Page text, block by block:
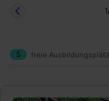
1
5 freie